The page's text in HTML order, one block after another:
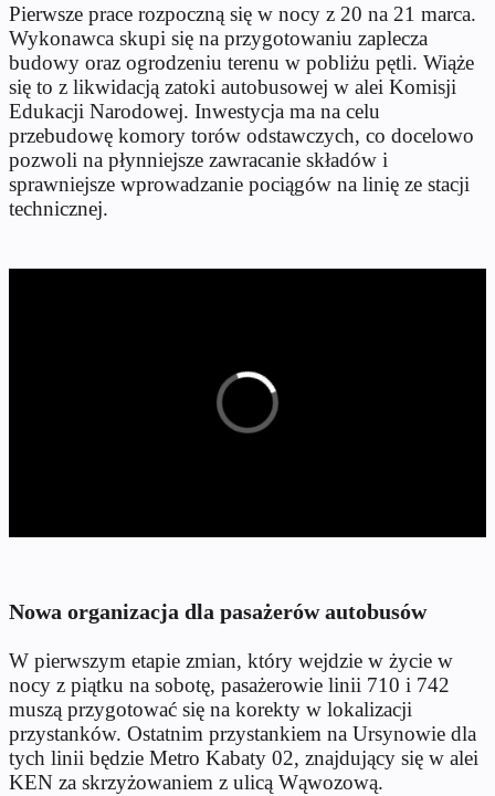
Pierwsze prace rozpoczną się w nocy z 20 na 21 marca.
Wykonawca skupi się na przygotowaniu zaplecza
budowy oraz ogrodzeniu terenu w pobliżu pętli. Wiąże
się to z likwidacją zatoki autobusowej w alei Komisji
Edukacji Narodowej. Inwestycja ma na celu
przebudowę komory torów odstawczych, co docelowo
pozwoli na płynniejsze zawracanie składów i
sprawniejsze wprowadzanie pociągów na linię ze stacji
technicznej.
Nowa organizacja dla pasażerów autobusów
W pierwszym etapie zmian, który wejdzie w życie w
nocy z piątku na sobotę, pasażerowie linii 710 i 742
muszą przygotować się na korekty w lokalizacji
przystanków. Ostatnim przystankiem na Ursynowie dla
tych linii będzie Metro Kabaty 02, znajdujący się w alei
KEN za skrzyżowaniem z ulicą Wąwozową.